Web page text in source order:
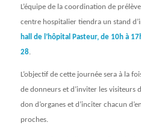
L’équipe de la coordination de
centre hospitalier tiendra un stand
hall de l’hôpital Pasteur, de 10h à
28.
L’objectif de cette journée sera à la
de donneurs et d’inviter les visiteurs
don d’organes et d’inciter chacun
proches.